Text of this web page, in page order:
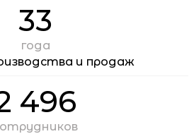
33
года
и продаж
496